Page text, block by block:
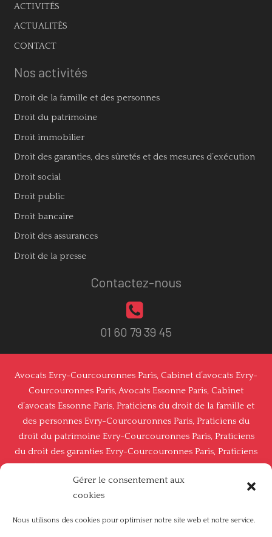
Gérer le consentement aux
cookies
Nous utilisons des cookies pour optimiser notre site web et notre service.
ACTIVITÉS
ACTUALITÉS
CONTACT
Nos activités
Droit de la famille et des personnes
Droit du patrimoine
Droit immobilier
Droit des garanties, des sûretés et des mesures d’exécution
Droit social
Droit public
Droit bancaire
Droit des assurances
Droit de la presse
Contactez-nous
01 60 79 39 45
Avocats Evry-Courcouronnes Paris, Cabinet d’avocats Evry-
Courcouronnes Paris,Avocats Essonne Paris, Cabinet
d’avocats Essonne Paris, Praticiens du droit de la famille et
des personnes Evry-Courcouronnes Paris, Praticiens du
droit du patrimoine Evry-Courcouronnes Paris, Praticiens
du droit des garanties Evry-Courcouronnes Paris, Praticiens
du droit immobilier Evry-Courcouronnes Paris,Praticiens
du droit des garanties, des sûretés et des mesures
d’exécution Evry-Courcouronnes Paris
public Evry-Courcouronnes Paris